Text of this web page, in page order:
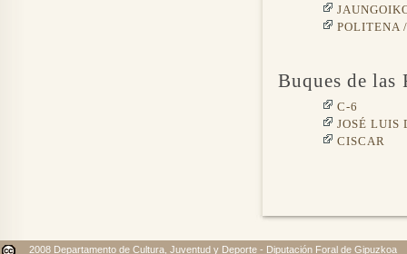
POLITENA
Buques de las
C-6
JOSÉ LUIS
CISCAR
2008 Departamento de Cultura, Juventud y Deporte - Diputación Foral de Gipuzkoa